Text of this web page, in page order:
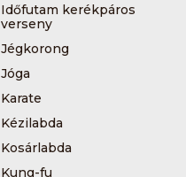
Időfutam kerékpáros
verseny
Jégkorong
Jóga
Karate
Kézilabda
Kosárlabda
Kung-fu